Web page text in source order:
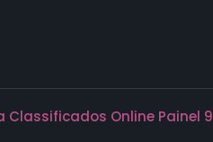
Classificados Online Painel 9